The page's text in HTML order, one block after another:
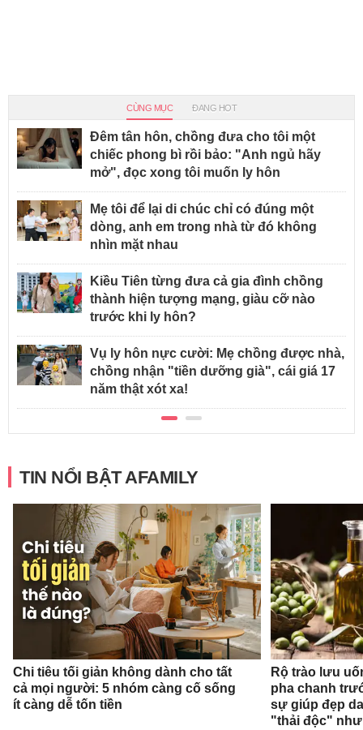
CÙNG MỤC ĐANG HOT
Đêm tân hôn, chồng đưa cho tôi một
chiếc phong bì rồi bảo: "Anh ngủ hãy
mở", đọc xong tôi muốn ly hôn
Mẹ tôi để lại di chúc chỉ có đúng một
dòng, anh em trong nhà từ đó không
nhìn mặt nhau
Kiều Tiên từng đưa cả gia đình chồng
thành hiện tượng mạng, giàu cỡ nào
trước khi ly hôn?
Vụ ly hôn nực cười: Mẹ chồng được nhà,
chồng nhận "tiền dưỡng già", cái giá 17
năm thật xót xa!
TIN NỔI BẬT AFAMILY
Chi tiêu tối giản không dành cho tất
cả mọi người: 5 nhóm càng cố sống
ít càng dễ tốn tiền
Rộ trào lưu
pha chanh
sự giúp đẹp
"thải độc"